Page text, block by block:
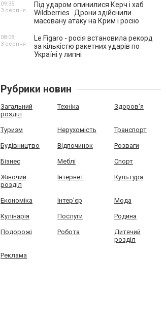
Під ударом опинилися Керч і хаб
Wildberries . Дрони здійснили
масовану атаку на Крим і росію
09:35,
3 серпня
Le Figaro - росія встановила рекорд
за кількістю ракетних ударів по
Україні у липні
08:08,
3 серпня
Рубрики новин
Загальний
розділ
Техніка Здоров'я
Туризм Нерухомість Транспорт
Будівництво Відпочинок Розваги
Бізнес Меблі Спорт
Жіночий
розділ
Інтернет Культура
Економіка Інтер'єр Мода
Кулінарія Послуги Родина
Подорожі Робота
Дитячий
розділ
Реклама